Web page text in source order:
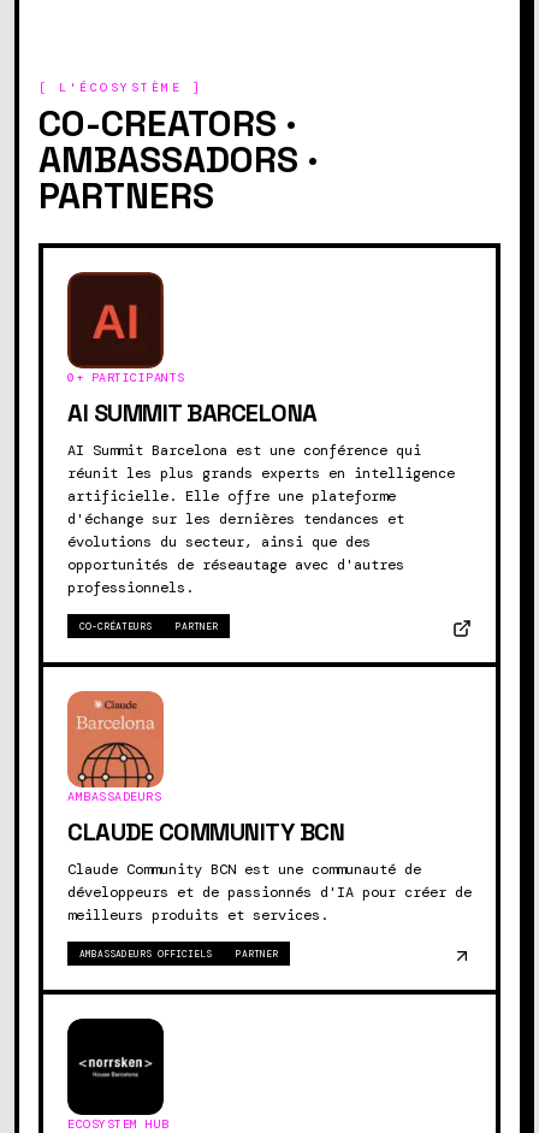
[ L'ÉCOSYSTÈME ]
CO-CREATORS ·
AMBASSADORS ·
PARTNERS
0 + PARTICIPANTS
AI SUMMIT BARCELONA
AI Summit Barcelona est une conférence qui
réunit les plus grands experts en intelligence
artificielle. Elle offre une plateforme
d'échange sur les dernières tendances et
évolutions du secteur, ainsi que des
opportunités de réseautage avec d'autres
professionnels.
CO-CRÉATEURS PARTNER
AMBASSADEURS
CLAUDE COMMUNITY BCN
Claude Community BCN est une communauté de
développeurs et de passionnés d'IA pour créer de
meilleurs produits et services.
AMBASSADEURS OFFICIELS PARTNER
ECOSYSTEM HUB